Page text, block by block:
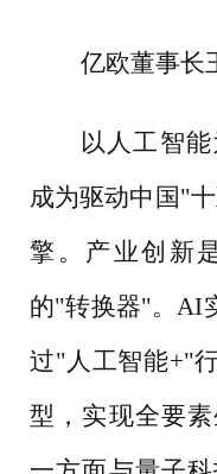
亿欧董事长
以人工智
成为驱动中国"
擎。产业创新
的"转换器"。AI
过"人工智能+"
型，实现全要